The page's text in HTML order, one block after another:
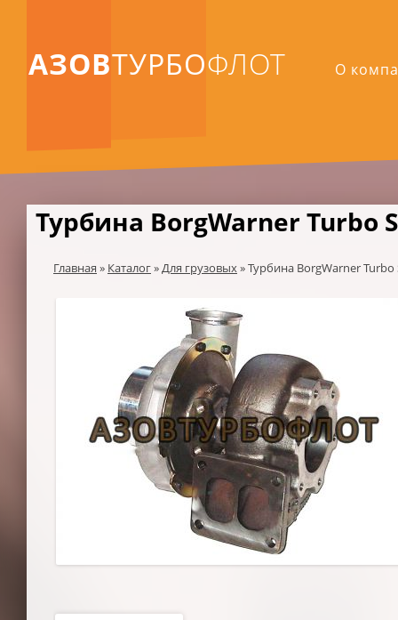
АЗОВТУРБОФЛОТ О
Турбина BorgWarner Turbo
Главная » Каталог»Для грузовых»Турбина BorgWarner Turbo